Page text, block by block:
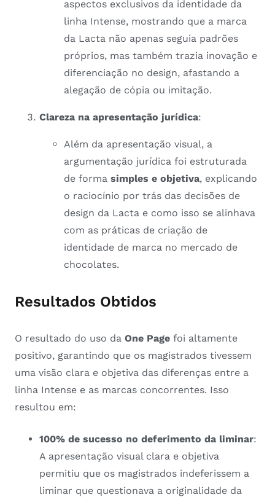
aspectos exclusivos da identidade da
linha Intense, mostrando que a marca
da Lacta não apenas seguia padrões
próprios, mas também trazia inovação e
diferenciação no design, afastando a
alegação de cópia ou imitação.
Clareza na apresentação jurídica:
Além da apresentação visual, a
argumentação jurídica foi estruturada
de forma simples e objetiva, explicando
o raciocínio por trás das decisões de
design da Lacta e como isso se alinhava
com as práticas de criação de
identidade de marca no mercado de
chocolates.
Resultados Obtidos
O resultado do uso da One Page foi altamente
positivo, garantindo que os magistrados tivessem
uma visão clara e objetiva das diferenças entre a
linha Intense e as marcas concorrentes. Isso
resultou em:
100% de sucesso no deferimento da liminar:
A apresentação visual clara e objetiva
permitiu que os magistrados indeferissem a
liminar que questionava a originalidade da